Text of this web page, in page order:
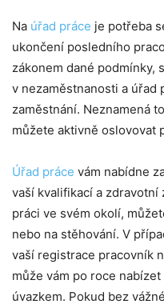
Na úřad práce je potřeba
ukončení posledního
zákonem dané podmínky,
v nezaměstnanosti a úřad
zaměstnání. Neznamená
můžete aktivně oslovovat
Úřad práce vám nabídne
vaší kvalifikací a
práci ve svém okolí,
nebo na stěhování. V
vaší registrace pracovník
může vám po roce
úvazkem. Pokud bez